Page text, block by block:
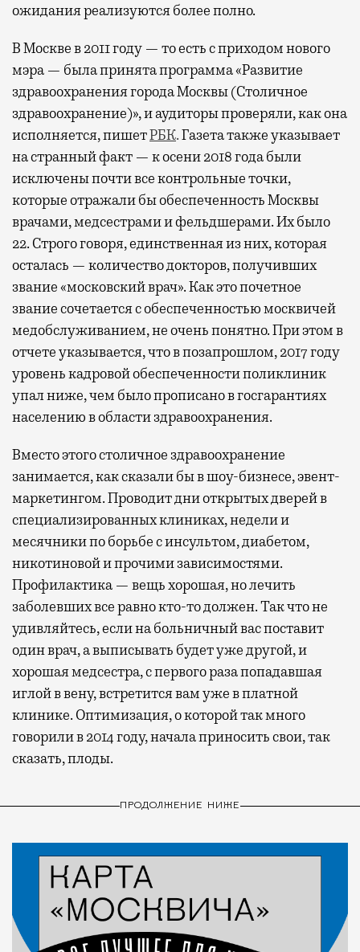
ожидания реализуются более полно.
В Москве в 2011 году — то есть с приходом нового
мэра — была принята программа «Развитие
здравоохранения города Москвы (Столичное
здравоохранение)», и аудиторы проверяли, как она
исполняется, пишетРБК.Газета также указывает
на странный факт — к осени 2018 года были
исключены почти все контрольные точки,
которые отражали бы обеспеченность Москвы
врачами, медсестрами и фельдшерами. Их было
22. Строго говоря, единственная из них, которая
осталась — количество докторов, получивших
звание «московский врач». Как это почетное
звание сочетается с обеспеченностью москвичей
медобслуживанием, не очень понятно. При этом в
отчете указывается, что в позапрошлом, 2017 году
уровень кадровой обеспеченности поликлиник
упал ниже, чем было прописано в госгарантиях
населению в области здравоохранения.
Вместо этого столичное здравоохранение
занимается, как сказали бы в шоу-бизнесе, эвент-
маркетингом. Проводит дни открытых дверей в
специализированных клиниках, недели и
месячники по борьбе с инсультом, диабетом,
никотиновой и прочими зависимостями.
Профилактика — вещь хорошая, но лечить
заболевших все равно кто-то должен. Так что не
удивляйтесь, если на больничный вас поставит
один врач, а выписывать будет уже другой, и
хорошая медсестра, с первого раза попадавшая
иглой в вену, встретится вам уже в платной
клинике. Оптимизация, о которой так много
говорили в 2014 году, начала приносить свои, так
сказать, плоды.
ПРОДОЛЖЕНИЕ НИЖЕ